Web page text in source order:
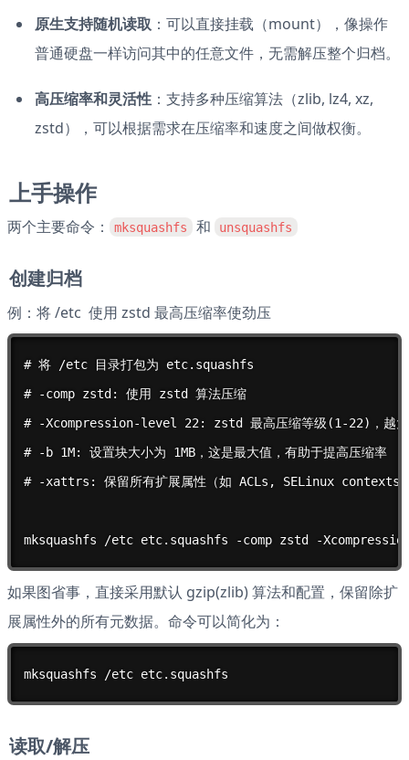
原生支持随机读取 ：可以直接挂载（mount），像操作
普通硬盘一样访问其中的任意文件，无需解压整个归档。
高压缩率和灵活性 ：支持多种压缩算法（zlib, lz4, xz,
zstd），可以根据需求在压缩率和速度之间做权衡。
上手操作
两个主要命令： mksquashfs 和 unsquashfs
创建归档
例：将 /etc  使用 zstd 最高压缩率使劲压
# 将 /etc 目录打包为 etc.squashfs
# -comp zstd: 使用 zstd 算法压缩
# -Xcompression-level 22: zstd 最高压缩等级(1-22)，越大
# -b 1M: 设置块大小为 1MB，这是最大值，有助于提高压缩率
# -xattrs: 保留所有扩展属性（如 ACLs, SELinux contexts
mksquashfs /etc etc.squashfs -comp zstd -
如果图省事，直接采用默认 gzip(zlib) 算法和配置，保留除扩
展属性外的所有元数据。命令可以简化为：
mksquashfs /etc etc.squashfs
读取/解压